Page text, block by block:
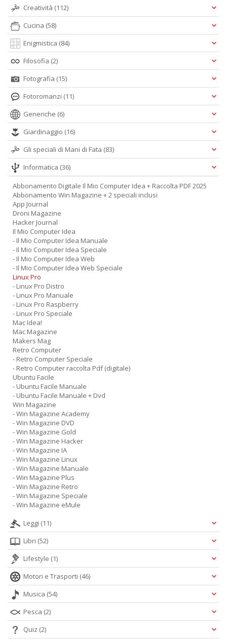
Creatività (112)
Cucina (58)
Enigmistica (84)
Filosofia (2)
Fotografia (15)
Fotoromanzi (11)
Generiche (6)
Giardinaggio (16)
Gli speciali di Mani di Fata (83)
Informatica (36)
Abbonamento Digitale Il Mio Computer Idea + Raccolta PDF 2025
Abbonamento Win Magazine + 2 speciali inclusi
App Journal
Droni Magazine
Hacker Journal
Il Mio Computer Idea
- Il Mio Computer Idea Manuale
- Il Mio Computer Idea Speciale
- Il Mio Computer Idea Web
- Il Mio Computer Idea Web Speciale
Linux Pro
- Linux Pro Distro
- Linux Pro Manuale
- Linux Pro Raspberry
- Linux Pro Speciale
Mac Idea!
Mac Magazine
Makers Mag
Retro Computer
- Retro Computer Speciale
- Retro Computer raccolta Pdf (digitale)
Ubuntu Facile
- Ubuntu Facile Manuale
- Ubuntu Facile Manuale + Dvd
Win Magazine
- Win Magazine Academy
- Win Magazine DVD
- Win Magazine Gold
- Win Magazine Hacker
- Win Magazine IA
- Win Magazine Linux
- Win Magazine Manuale
- Win Magazine Plus
- Win Magazine Retro
- Win Magazine Speciale
- Win Magazine eMule
Leggi (11)
Libri (52)
Lifestyle (1)
Motori e Trasporti (46)
Musica (54)
Pesca (2)
Quiz (2)